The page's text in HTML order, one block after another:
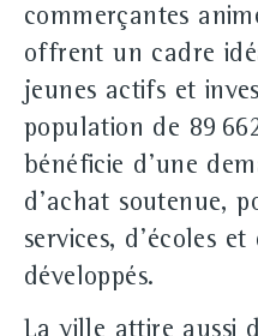
commerçantes
offrent un cadre
jeunes actifs et
population de 89
bénéficie d'une
d'achat soutenue,
services, d'écoles
développés.